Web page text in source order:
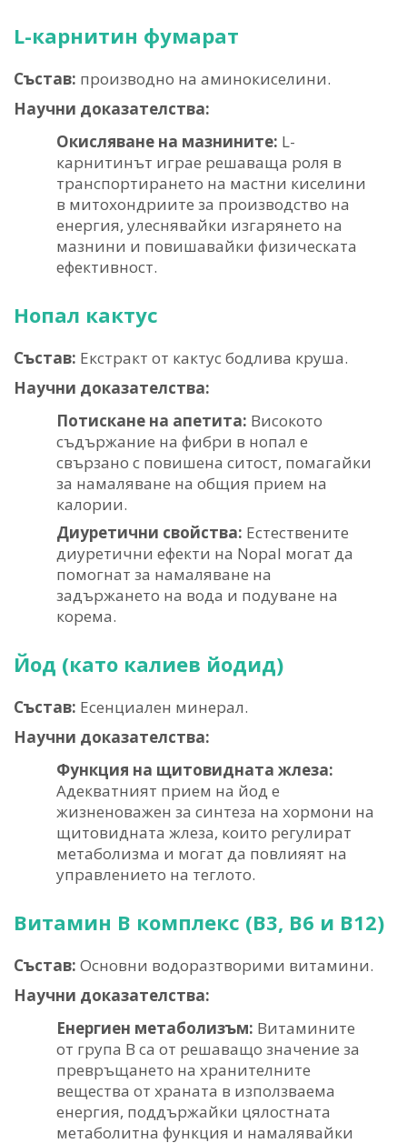
L-карнитин фумарат
Състав: производно на аминокиселини.
Научни доказателства:
Окисляване на мазнините: L-
карнитинът играе решаваща роля в
транспортирането на мастни киселини
в митохондриите за производство на
енергия, улеснявайки изгарянето на
мазнини и повишавайки физическата
ефективност.
Нопал кактус
Състав: Екстракт от кактус бодлива круша.
Научни доказателства:
Потискане на апетита: Високото
съдържание на фибри в нопал е
свързано с повишена ситост, помагайки
за намаляване на общия прием на
калории.
Диуретични свойства: Естествените
диуретични ефекти на Nopal могат да
помогнат за намаляване на
задържането на вода и подуване на
корема.
Йод (като калиев йодид)
Състав: Есенциален минерал.
Научни доказателства:
Функция на щитовидната жлеза:
Адекватният прием на йод е
жизненоважен за синтеза на хормони на
щитовидната жлеза, които регулират
метаболизма и могат да повлияят на
управлението на теглото.
Витамин B комплекс (B3, B6 и B12)
Състав: Основни водоразтворими витамини.
Научни доказателства:
Енергиен метаболизъм: Витамините
от група В са от решаващо значение за
превръщането на хранителните
вещества от храната в използваема
енергия, поддържайки цялостната
метаболитна функция и намалявайки